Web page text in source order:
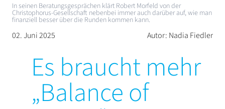
In seinen Beratungsgesprächen klärt Robert Morfeld von der
Christophorus-Gesellschaft nebenbei immer auch darüber auf, wie man
finanziell besser über die Runden kommen kann.
02. Juni 2025 Autor: Nadia Fiedler
Es braucht mehr
„Balance of